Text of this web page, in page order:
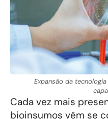
Expansão da
Cada vez mais
bioinsumos vêm se